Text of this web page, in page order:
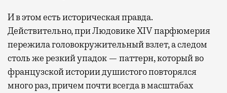
И в этом есть историческая правда.
Действительно, при Людовике XIV парфюмерия
пережила головокружительный взлет, а следом
столь же резкий упадок — паттерн, который во
французской истории душистого повторялся
много раз, причем почти всегда в масштабах